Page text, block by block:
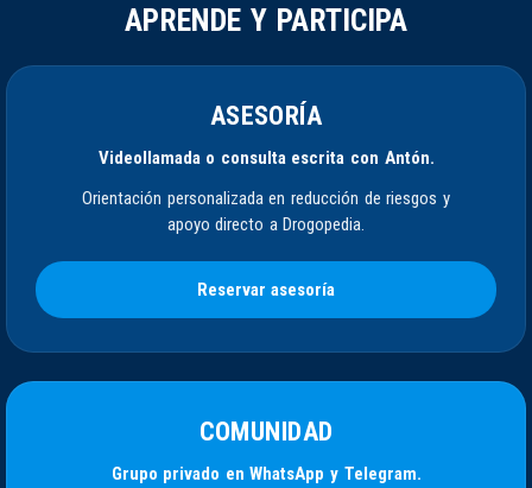
APRENDE Y PARTICIPA
ASESORÍA
Videollamada o consulta escrita con Antón.
Orientación personalizada en reducción de riesgos y
apoyo directo a Drogopedia.
Reservar asesoría
COMUNIDAD
Grupo privado en WhatsApp y Telegram.